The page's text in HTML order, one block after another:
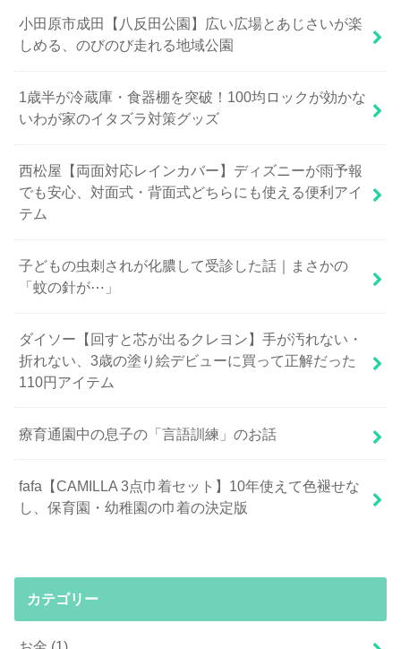
小田原市成田【八反田公園】広い広場とあじさいが楽
しめる、のびのび走れる地域公園
1歳半が冷蔵庫・食器棚を突破！100均ロックが効かな
いわが家のイタズラ対策グッズ
西松屋【両面対応レインカバー】ディズニーが雨予報
でも安心、対面式・背面式どちらにも使える便利アイ
テム
子どもの虫刺されが化膿して受診した話｜まさかの
「蚊の針が⋯」
ダイソー【回すと芯が出るクレヨン】手が汚れない・
折れない、3歳の塗り絵デビューに買って正解だった
110円アイテム
療育通園中の息子の「言語訓練」のお話
fafa【CAMILLA 3点巾着セット】10年使えて色褪せな
し、保育園・幼稚園の巾着の決定版
カテゴリー